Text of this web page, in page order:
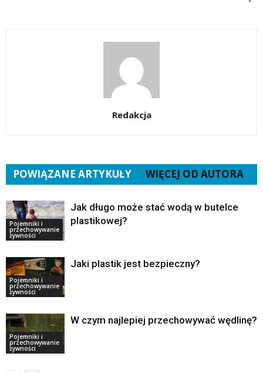
Redakcja
POWIĄZANE ARTYKUŁY WIĘCEJ OD AUTORA
Pojemniki i
przechowywanie
żywności
Jak długo może stać wodą w butelce
plastikowej?
Pojemniki i
przechowywanie
żywności
Jaki plastik jest bezpieczny?
Pojemniki i
przechowywanie
żywności
W czym najlepiej przechowywać wędlinę?